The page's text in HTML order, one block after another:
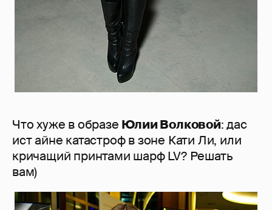
Что хуже в образе Юлии Волковой: дас
ист айне катастроф в зоне Кати Ли, или
кричащий принтами шарф LV? Решать
вам)